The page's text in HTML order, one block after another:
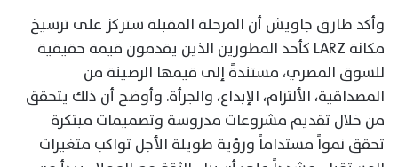
وأكد طارق جاويش أن المرحلة المقبلة ستركز على ترسيخ
مكانة LARZ كأحد المطورين الذين يقدمون قيمة حقيقية
للسوق المصري، مستندةً إلى قيمها الرصينة من
المصداقية، الألتزام، الإبداع، والجرأة. وأوضح أن ذلك يتحقق
من خلال تقديم مشروعات مدروسة وتصميمات مبتكرة
تحقق نمواً مستداماً ورؤية طويلة الأجل تواكب متغيرات